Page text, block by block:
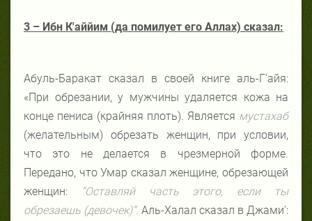
3 – Ибн К'аййим (да помилует его Аллах) сказал:
Абуль-Баракат сказал в своей книге аль-Г'айя:
«При обрезании, у мужчины удаляется кожа на
конце пениса (крайняя плоть). Является мустахаб
(желательным) обрезать женщин, при условии,
что это не делается в чрезмерной форме.
Передано, что Умар сказал женщине, обрезающей
женщин:
“Оставляй часть этого, если ты
обрезаешь (девочек)”. Аль-Халал сказал в Джами':